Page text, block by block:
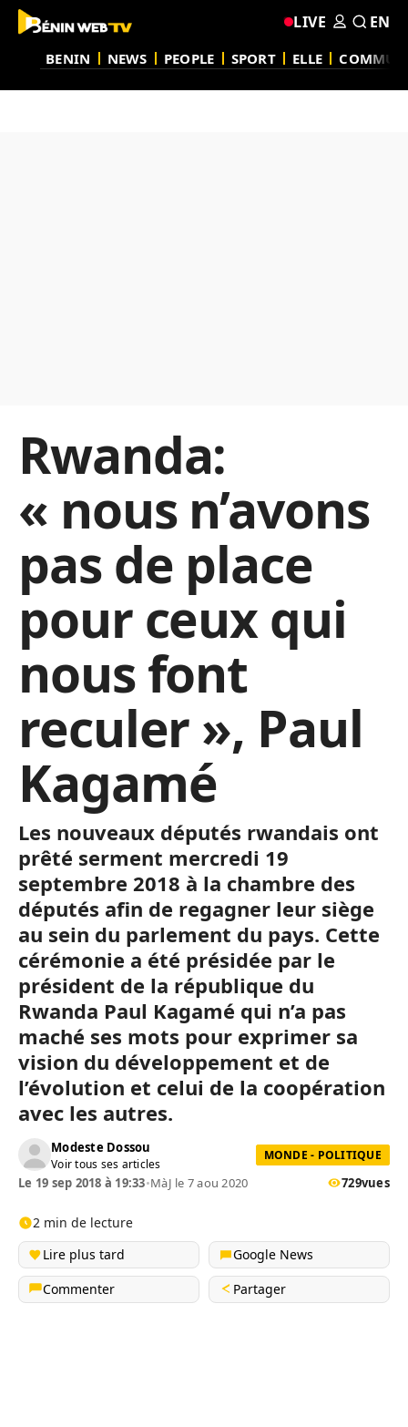
BENIN NEWS PEOPLE SPORT ELLE
LIVE EN
Rwanda:
« nous n’avons
pas de place
pour ceux qui
nous font
reculer », Paul
Kagamé
Les nouveaux députés rwandais ont
prêté serment mercredi 19
septembre 2018 à la chambre des
députés afin de regagner leur siège
au sein du parlement du pays. Cette
cérémonie a été présidée par le
président de la république du
Rwanda Paul Kagamé qui n’a pas
maché ses mots pour exprimer sa
vision du développement et de
l’évolution et celui de la coopération
avec les autres.
Modeste Dossou
Voir tous ses articles
MONDE - POLITIQUE
Le 19 sep 2018 à 19:33•MàJ le 7 aou 2020 729vues
2 min de lecture
Lire plus tard
Google News
Commenter
Partager